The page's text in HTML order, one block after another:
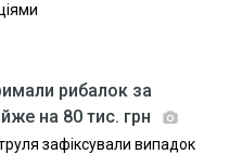
рибалок за
на 80 тис. грн
зафіксували випадок